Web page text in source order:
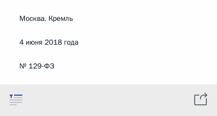
Москва, Кремль
4 июня 2018 года
№ 129-ФЗ